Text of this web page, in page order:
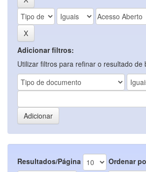
Adicionar filtros:
Utilizar filtros para refinar o resultado de
Resultados/Página Ordenar